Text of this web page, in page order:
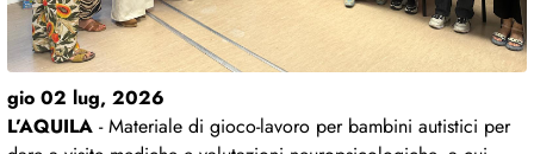
gio 02 lug, 2026
L’AQUILA - Materiale di gioco-lavoro per bambini autistici per